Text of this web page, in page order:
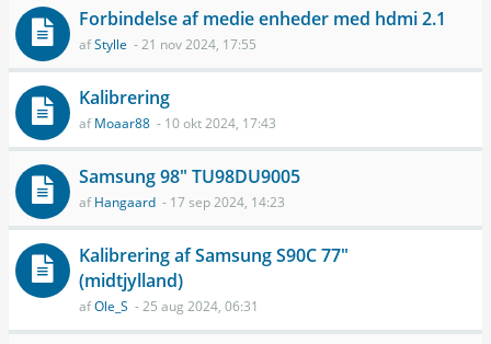
Forbindelse af medie enheder med hdmi 2.1
afStylle - 21 nov 2024, 17:55
Kalibrering
afMoaar88 - 10 okt 2024, 17:43
Samsung 98" TU98DU9005
afHangaard - 17 sep 2024, 14:23
Kalibrering af Samsung S90C 77"
(midtjylland)
afOle_S - 25 aug 2024, 06:31